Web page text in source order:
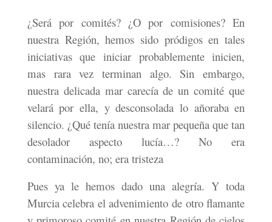
¿Será por comités? ¿O por comisiones? En
nuestra Región, hemos sido pródigos en tales
iniciativas que iniciar probablemente inicien,
mas rara vez terminan algo. Sin embargo,
nuestra delicada mar carecía de un comité que
velará por ella, y desconsolada lo añoraba en
silencio. ¿Qué tenía nuestra mar pequeña que tan
desolador aspecto lucía…? No era
contaminación, no; era tristeza
Pues ya le hemos dado una alegría. Y toda
Murcia celebra el advenimiento de otro flamante